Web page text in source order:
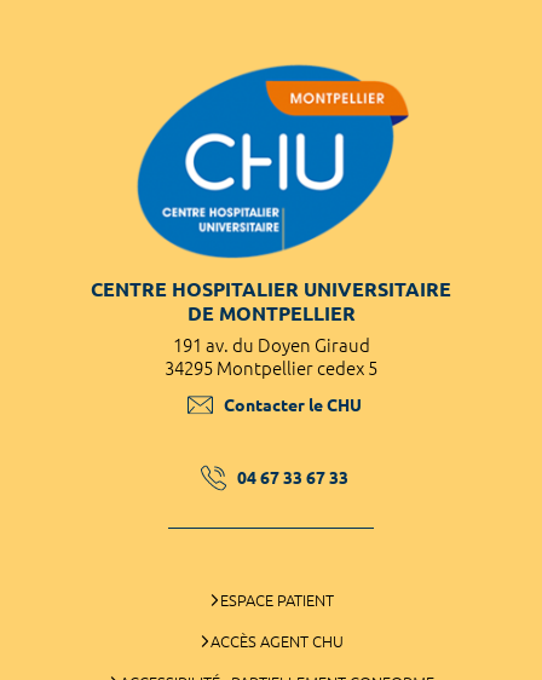
CENTRE HOSPITALIER UNIVERSITAIRE
DE MONTPELLIER
191 av. du Doyen Giraud
34295 Montpellier cedex 5
Contacter le CHU
04 67 33 67 33
ESPACE PATIENT
ACCÈS AGENT CHU